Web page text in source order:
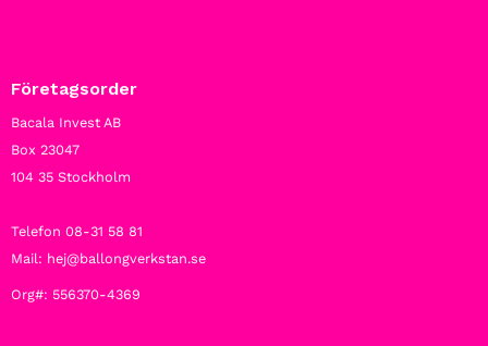
Företagsorder
Bacala Invest AB
Box 23047
104 35 Stockholm
Telefon 08-31 58 81
Mail: hej@ballongverkstan.se
Org#: 556370-4369